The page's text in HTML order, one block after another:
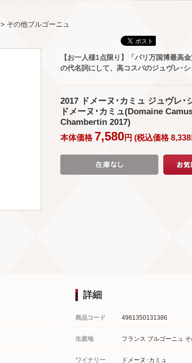
> その他ブルゴーニュ
【お一人様1点限り】「パリ万国博最高
の代名詞にして、高コスパのジュヴレ･
2017 ドメーヌ･カミュ ジュヴレ･
ドメーヌ･カミュ(Domaine
Chambertin 2017)
本体価格 7,580円 (税込価格8,338
詳細
商品コード 4961350131386
生産地 フランス ブルゴーニュ
ワイナリー ドメーヌ･カミュ